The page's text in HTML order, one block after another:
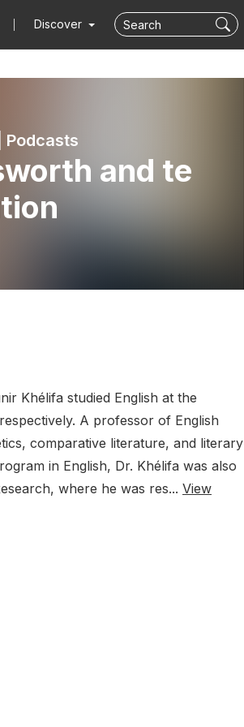
Discover
Podcasts
and te
Khélifa studied English at the
A professor of English
comparative literature, and literary
in English, Dr. Khélifa was also
where he was res... View